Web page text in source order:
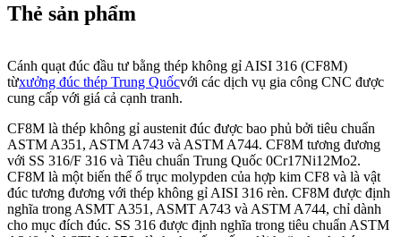
Thẻ sản phẩm
Cánh quạt đúc đầu tư bằng thép không gỉ AISI 316 (CF8M)
từxưởng đúc thép Trung Quốcvới các dịch vụ gia công CNC được
cung cấp với giá cả cạnh tranh.
CF8M là thép không gỉ austenit đúc được bao phủ bởi tiêu chuẩn
ASTM A351, ASTM A743 và ASTM A744. CF8M tương đương
với SS 316/F 316 và Tiêu chuẩn Trung Quốc 0Cr17Ni12Mo2.
CF8M là một biến thể ổ trục molypden của hợp kim CF8 và là vật
đúc tương đương với thép không gỉ AISI 316 rèn. CF8M được định
nghĩa trong ASMT A351, ASMT A743 và ASTM A744, chỉ dành
cho mục đích đúc. SS 316 được định nghĩa trong tiêu chuẩn ASTM